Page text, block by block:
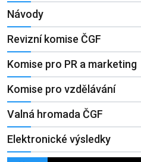
Návody
Revizní komise ČGF
Komise pro PR a marketing
Komise pro vzdělávání
Valná hromada ČGF
Elektronické výsledky